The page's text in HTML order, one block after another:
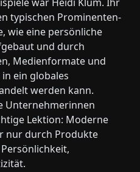
typischen Prominenten-
wie eine persönliche
und durch
Medienformate und
ein globales
werden kann.
Unternehmerinnen
Lektion: Moderne
nur durch Produkte